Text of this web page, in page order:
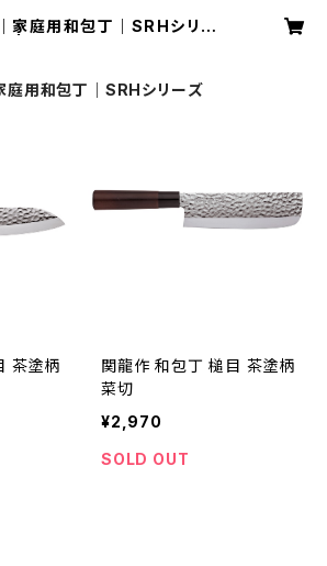
家庭用和包丁｜SRHシリー
庭用和包丁｜SRHシリーズ
茶塗柄
関龍作 和包丁 槌目 茶塗柄
菜切
¥2,970
SOLD OUT